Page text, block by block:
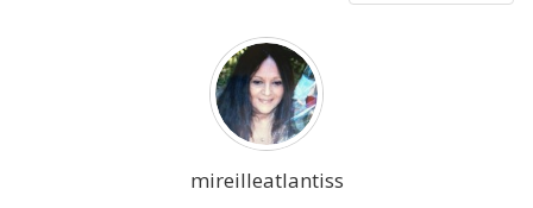
mireilleatlantiss